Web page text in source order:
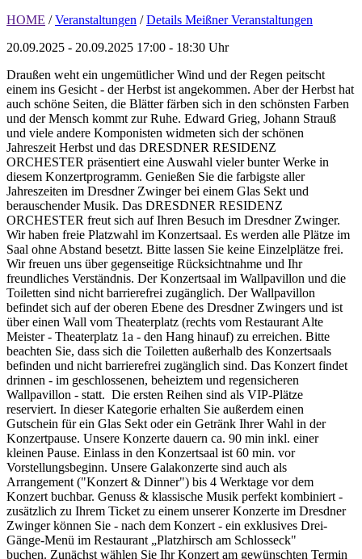
HOME / Veranstaltungen / Details Meißner Veranstaltungen
20.09.2025 - 20.09.2025 17:00 - 18:30 Uhr
Draußen weht ein ungemütlicher Wind und der Regen peitscht
einem ins Gesicht - der Herbst ist angekommen. Aber der Herbst hat
auch schöne Seiten, die Blätter färben sich in den schönsten Farben
und der Mensch kommt zur Ruhe. Edward Grieg, Johann Strauß
und viele andere Komponisten widmeten sich der schönen
Jahreszeit Herbst und das DRESDNER RESIDENZ
ORCHESTER präsentiert eine Auswahl vieler bunter Werke in
diesem Konzertprogramm. Genießen Sie die farbigste aller
Jahreszeiten im Dresdner Zwinger bei einem Glas Sekt und
berauschender Musik. Das DRESDNER RESIDENZ
ORCHESTER freut sich auf Ihren Besuch im Dresdner Zwinger.
Wir haben freie Platzwahl im Konzertsaal. Es werden alle Plätze im
Saal ohne Abstand besetzt. Bitte lassen Sie keine Einzelplätze frei.
Wir freuen uns über gegenseitige Rücksichtnahme und Ihr
freundliches Verständnis. Der Konzertsaal im Wallpavillon und die
Toiletten sind nicht barrierefrei zugänglich. Der Wallpavillon
befindet sich auf der oberen Ebene des Dresdner Zwingers und ist
über einen Wall vom Theaterplatz (rechts vom Restaurant Alte
Meister - Theaterplatz 1a - den Hang hinauf) zu erreichen. Bitte
beachten Sie, dass sich die Toiletten außerhalb des Konzertsaals
befinden und nicht barrierefrei zugänglich sind. Das Konzert findet
drinnen - im geschlossenen, beheiztem und regensicheren
Wallpavillon - statt. Die ersten Reihen sind als VIP-Plätze
reserviert. In dieser Kategorie erhalten Sie außerdem einen
Gutschein für ein Glas Sekt oder ein Getränk Ihrer Wahl in der
Konzertpause. Unsere Konzerte dauern ca. 90 min inkl. einer
kleinen Pause. Einlass in den Konzertsaal ist 60 min. vor
Vorstellungsbeginn. Unsere Galakonzerte sind auch als
Arrangement ("Konzert & Dinner") bis 4 Werktage vor dem
Konzert buchbar. Genuss & klassische Musik perfekt kombiniert -
zusätzlich zu Ihrem Ticket zu einem unserer Konzerte im Dresdner
Zwinger können Sie - nach dem Konzert - ein exklusives Drei-
Gänge-Menü im Restaurant „Platzhirsch am Schlosseck"
buchen. Zunächst wählen Sie Ihr Konzert am gewünschten Termin